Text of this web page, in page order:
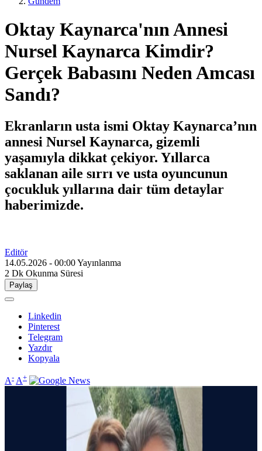
Oktay Kaynarca'nın Annesi
Nursel Kaynarca Kimdir?
Gerçek Babasını Neden Amcası
Sandı?
Ekranların usta ismi Oktay Kaynarca’nın
annesi Nursel Kaynarca, gizemli
yaşamıyla dikkat çekiyor. Yıllarca
saklanan aile sırrı ve usta oyuncunun
çocukluk yıllarına dair tüm detaylar
haberimizde.
Editör
14.05.2026 - 00:00Yayınlanma
2 Dk Okunma Süresi
Paylaş
Linkedin
Pinterest
Telegram
Yazdır
Kopyala
A- A+